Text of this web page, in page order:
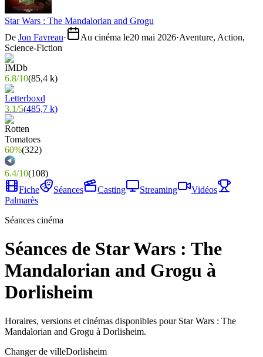
Star Wars : The Mandalorian and Grogu
De Jon Favreau· Au cinéma le20 mai 2026·Aventure, Action,
Science-Fiction
6.8/10(85,4 k)
3.1/5(485,7 k)
60%(322)
6.4/10(108)
Fiche
Séances Casting Streaming
Vidéos
Palmarès
Séances cinéma
Séances de Star Wars : The
Mandalorian and Grogu à
Dorlisheim
Horaires, versions et cinémas disponibles pour Star Wars : The
Mandalorian and Grogu à Dorlisheim.
Changer de villeDorlisheim